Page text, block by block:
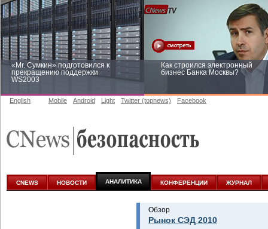
«Mr. Сумкин» подготовился к
прекращению поддержки
WS2003
Как строился электронный
бизнес Банка Москвы?
аналитике
English Mobile Android Light Twitter (topnews) Facebook
CNEWS НОВОСТИ АНАЛИТИКА КОНФЕРЕНЦИИ ЖУРНАЛ
Обзор
Рынок СЭД 2010